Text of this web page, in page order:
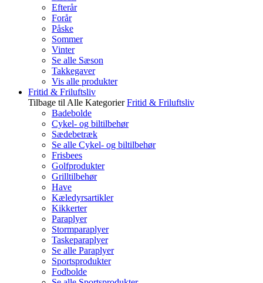
Efterår
Forår
Påske
Sommer
Vinter
Se alle Sæson
Takkegaver
Vis alle produkter
Fritid & Friluftsliv
Tilbage til Alle Kategorier Fritid & Friluftsliv
Badebolde
Cykel- og biltilbehør
Sædebetræk
Se alle Cykel- og biltilbehør
Frisbees
Golfprodukter
Grilltilbehør
Have
Kæledyrsartikler
Kikkerter
Paraplyer
Stormparaplyer
Taskeparaplyer
Se alle Paraplyer
Sportsprodukter
Fodbolde